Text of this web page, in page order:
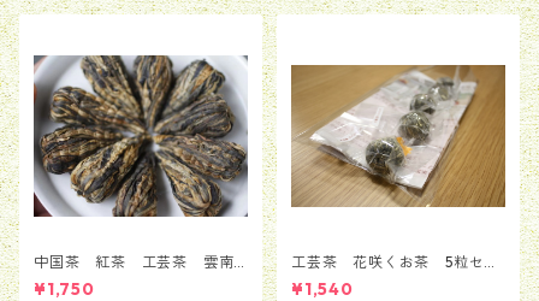
中国茶 紅茶 工芸茶 雲南
省 紅牡丹 10粒
¥1,750
工芸茶 花咲くお茶 5粒セッ
ト（5種類*1粒）
¥1,540